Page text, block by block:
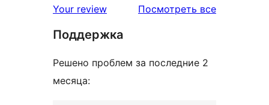
звездный
Your review Посмотреть всеотзывы
Поддержка
Решено проблем за последние 2
месяца: